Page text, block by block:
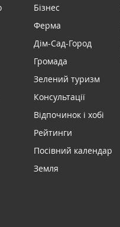
Бізнес
Ферма
Дім-Сад-Город
Громада
Зелений туризм
Консультації
Відпочинок і хобі
Рейтинги
Посівний календар
Земля